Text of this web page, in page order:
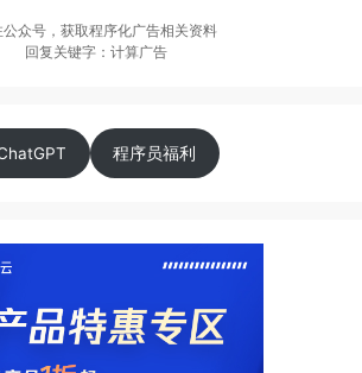
公众号，获取程序化广告相关资料
回复关键字：计算广告
程序员福利